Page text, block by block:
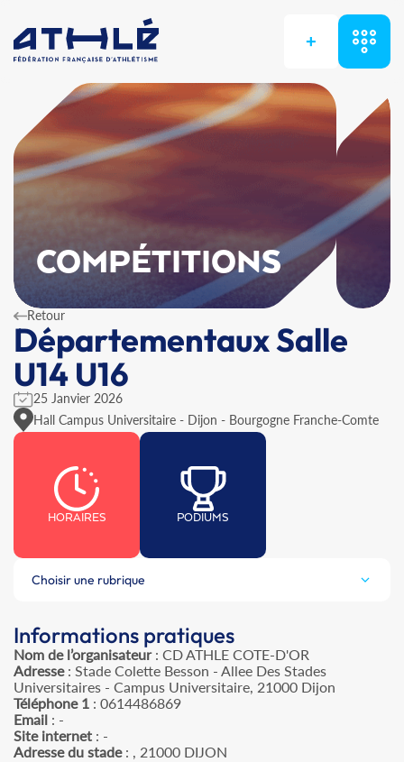
+
COMPÉTITIONS
Retour
Départementaux Salle
U14 U16
25 Janvier 2026
Hall Campus Universitaire - Dijon - Bourgogne Franche-Comte
HORAIRES PODIUMS
Choisir une rubrique
Informations pratiques
Nom de l’organisateur: CD ATHLE COTE-D'OR
Adresse: Stade Colette Besson - Allee Des Stades
Universitaires - Campus Universitaire, 21000 Dijon
Téléphone 1 : 0614486869
Email : -
Site internet : -
Adresse du stade: , 21000 DIJON